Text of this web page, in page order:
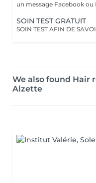
un message Facebook ou
SOIN TEST GRATUIT
We also found Hair
Alzette